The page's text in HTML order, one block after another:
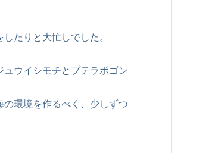
たりと大忙しでした。
ウイシモチとプテラポゴン
環境を作るべく、少しずつ